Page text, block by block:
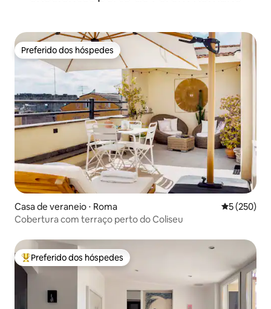
Preferido dos hóspedes
Preferido dos hóspedes
Casa de veraneio ⋅ Roma 5 de uma
5 (250)
Cobertura com terraço perto do Coliseu
Entre os melhores preferidos dos hóspedes
Preferido dos hóspedes